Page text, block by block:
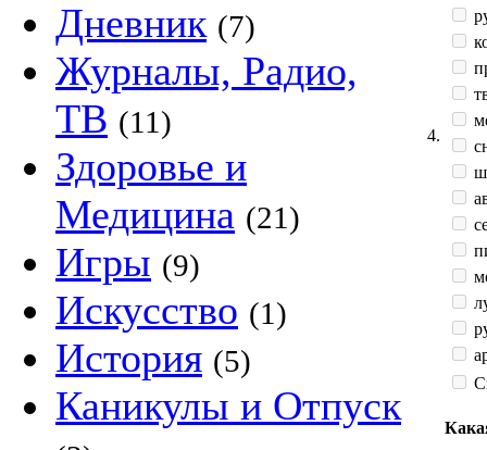
Дневник (7)
Журналы, Радио,
ТВ (11)
Здоровье и
Медицина (21)
Игры (9)
Искусство (1)
История (5)
Каникулы и Отпуск
4.